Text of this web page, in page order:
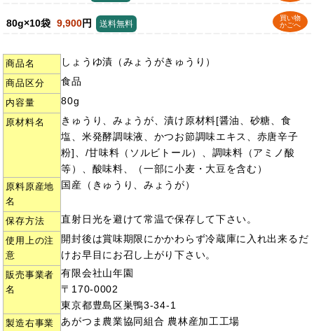
80g×10袋 9,900円
買い物
かごへ
送料無料
商品名 しょうゆ漬（みょうがきゅうり）
商品区分 食品
内容量 80g
原材料名
きゅうり、みょうが、漬け原材料[醤油、砂糖、食
塩、米発酵調味液、かつお節調味エキス、赤唐辛子
粉]、/甘味料（ソルビトール）、調味料（アミノ酸
等）、酸味料、（一部に小麦・大豆を含む）
原料原産地
名
国産（きゅうり、みょうが）
保存方法 直射日光を避けて常温で保存して下さい。
使用上の注
意
開封後は賞味期限にかかわらず冷蔵庫に入れ出来るだ
けお早目にお召し上がり下さい。
販売事業者
名
有限会社山年園
〒170-0002
東京都豊島区巣鴨3-34-1
製造右事業
あがつま農業協同組合 農林産加工工場